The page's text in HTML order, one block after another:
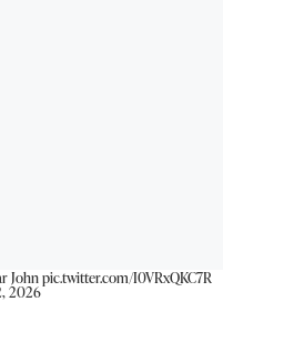
Johnpic.twitter.com/I0VRxQKC7R
2026